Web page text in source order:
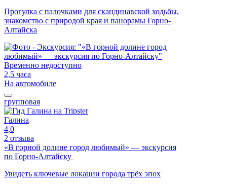
Прогулка с палочками для скандинавской ходьбы,
знакомство с природой края и панорамы Горно-
Алтайска
Временно недоступно
2,5 часа
На автомобиле
групповая
Галина
4,0
2 отзыва
«В горной долине город любимый» — экскурсия
по Горно-Алтайску
Увидеть ключевые локации города трёх эпох